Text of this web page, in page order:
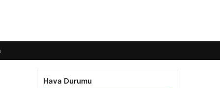
Hava Durumu